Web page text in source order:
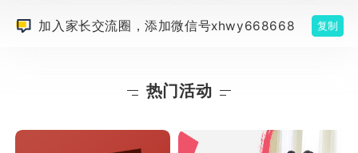
加入家长交流圈，添加微信号xhwy668668 复制
热门活动